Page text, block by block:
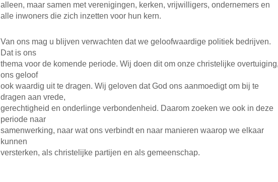
alleen, maar samen met verenigingen, kerken, vrijwilligers, ondernemers en
alle inwoners die zich inzetten voor hun kern.
Van ons mag u blijven verwachten dat we geloofwaardige politiek bedrijven.
Dat is ons
thema voor de komende periode. Wij doen dit om onze christelijke overtuiging,
ons geloof
ook waardig uit te dragen. Wij geloven dat God ons aanmoedigt om bij te
dragen aan vrede,
gerechtigheid en onderlinge verbondenheid. Daarom zoeken we ook in deze
periode naar
samenwerking, naar wat ons verbindt en naar manieren waarop we elkaar
kunnen
versterken, als christelijke partijen en als gemeenschap.